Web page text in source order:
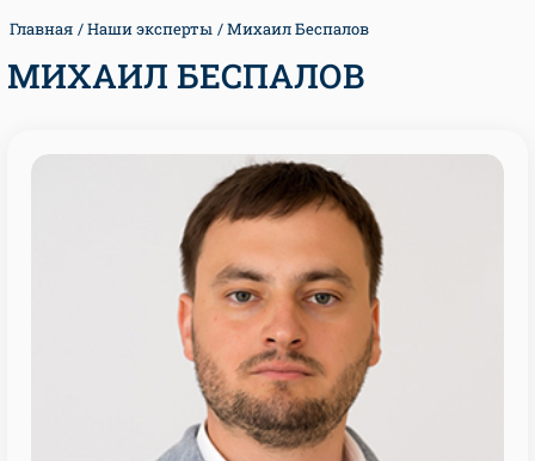
Главная Наши эксперты Михаил Беспалов
МИХАИЛ БЕСПАЛОВ